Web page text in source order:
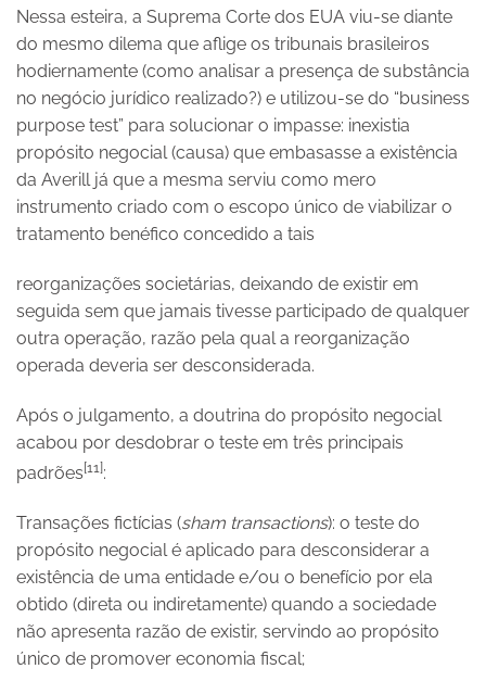
Nessa esteira, a Suprema Corte dos EUA viu-se diante
do mesmo dilema que aflige os tribunais brasileiros
hodiernamente (como analisar a presença de substância
no negócio jurídico realizado?) e utilizou-se do “business
purpose test” para solucionar o impasse: inexistia
propósito negocial (causa) que embasasse a existência
da Averill já que a mesma serviu como mero
instrumento criado com o escopo único de viabilizar o
tratamento benéfico concedido a tais
reorganizações societárias, deixando de existir em
seguida sem que jamais tivesse participado de qualquer
outra operação, razão pela qual a reorganização
operada deveria ser desconsiderada.
Após o julgamento, a doutrina do propósito negocial
acabou por desdobrar o teste em três principais
padrões[11]:
Transações fictícias (sham transactions): o teste do
propósito negocial é aplicado para desconsiderar a
existência de uma entidade e/ou o benefício por ela
obtido (direta ou indiretamente) quando a sociedade
não apresenta razão de existir, servindo ao propósito
único de promover economia fiscal;